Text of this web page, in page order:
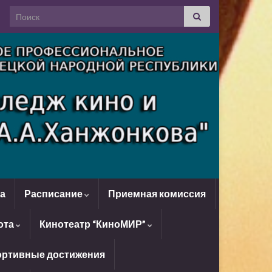
Search for:
Расписание Приемная комиссия
Кинотеатр “КиноМИР”
достижения